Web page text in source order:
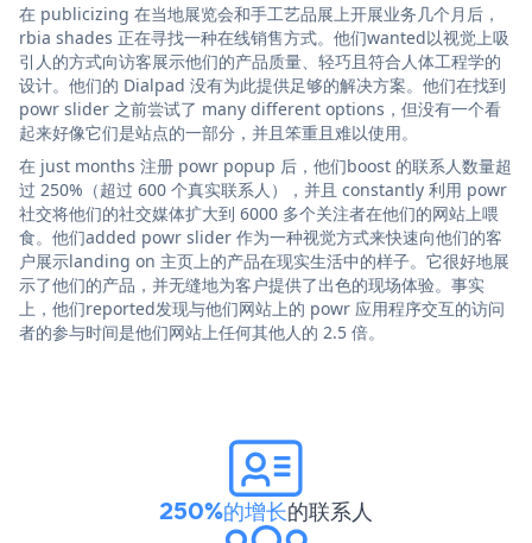
在 publicizing 在当地展览会和手工艺品展上开展业务几个月后，
rbia shades 正在寻找一种在线销售方式。他们wanted以视觉上吸
引人的方式向访客展示他们的产品质量、轻巧且符合人体工程学的
设计。他们的 Dialpad 没有为此提供足够的解决方案。他们在找到
powr slider 之前尝试了 many different options，但没有一个看
起来好像它们是站点的一部分，并且笨重且难以使用。
在 just months 注册 powr popup 后，他们boost 的联系人数量超
过 250%（超过 600 个真实联系人），并且 constantly 利用 powr
社交将他们的社交媒体扩大到 6000 多个关注者在他们的网站上喂
食。他们added powr slider 作为一种视觉方式来快速向他们的客
户展示landing on 主页上的产品在现实生活中的样子。它很好地展
示了他们的产品，并无缝地为客户提供了出色的现场体验。事实
上，他们reported发现与他们网站上的 powr 应用程序交互的访问
者的参与时间是他们网站上任何其他人的 2.5 倍。
250%的增长的联系人